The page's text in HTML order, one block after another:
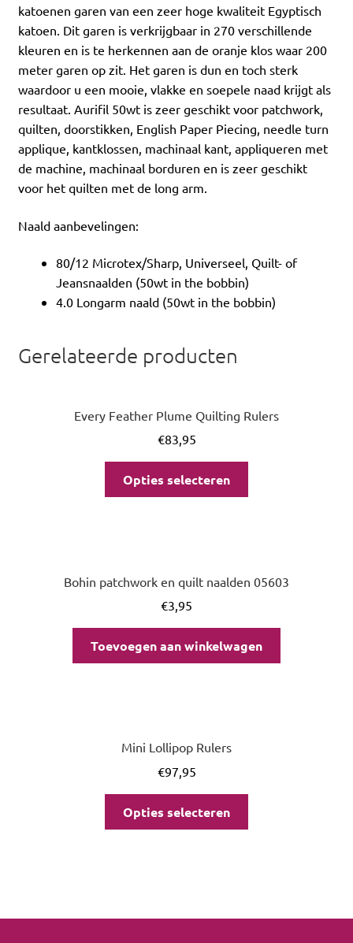
katoenen garen van een zeer hoge kwaliteit Egyptisch
katoen. Dit garen is verkrijgbaar in 270 verschillende
kleuren en is te herkennen aan de oranje klos waar 200
meter garen op zit. Het garen is dun en toch sterk
waardoor u een mooie, vlakke en soepele naad krijgt als
resultaat. Aurifil 50wt is zeer geschikt voor patchwork,
quilten, doorstikken, English Paper Piecing, needle turn
applique, kantklossen, machinaal kant, appliqueren met
de machine, machinaal borduren en is zeer geschikt
voor het quilten met de long arm.
Naald aanbevelingen:
80/12 Microtex/Sharp, Universeel, Quilt- of
Jeansnaalden (50wt in the bobbin)
4.0 Longarm naald (50wt in the bobbin)
Gerelateerde producten
Every Feather Plume Quilting Rulers
€83,95
Opties selecteren
Bohin patchwork en quilt naalden 05603
€3,95
Toevoegen aan winkelwagen
Mini Lollipop Rulers
€97,95
Opties selecteren